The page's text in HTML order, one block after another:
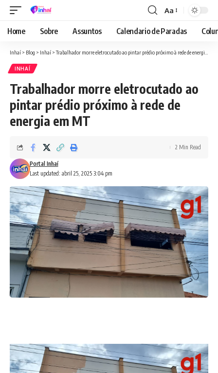
Font
Resizer
Aa
Home Sobre Assuntos Calendario de Paradas
Inhaí > Blog > Inhaí >Trabalhador morre eletrocutado ao pintar prédio próximo à rede de energia em MT
INHAÍ
Trabalhador morre eletrocutado ao
pintar prédio próximo à rede de
energia em MT
Last updated: abril 25, 2025 3:04 pm
Portal Inhaí
2 Min Read